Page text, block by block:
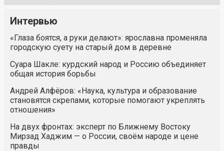
Интервью
«Глаза боятся, а руки делают»: ярославна променяла
городскую суету на старый дом в деревне
Суара Шакле: курдский народ и Россию объединяет
общая история борьбы
Андрей Алфёров: «Наука, культура и образование
становятся скрепами, которые помогают укреплять
отношения»
На двух фронтах: эксперт по Ближнему Востоку
Мирзад Хаджим — о России, своём народе и цене
правды